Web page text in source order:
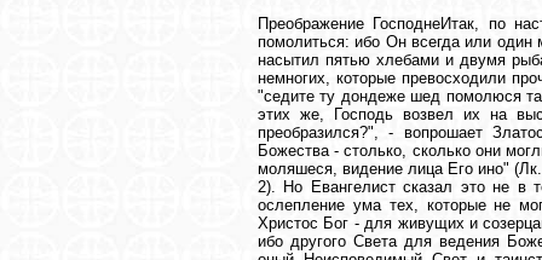
Преображение ГосподнеИтак, по
помолиться: ибо Он всегда или один
насытил пятью хлебами и двумя
немногих, которые превосходили
"седите ту дондеже шед помолюся
этих же, Господь возвел их на
преобразился?", - вопрошает
Божества - столько, сколько они
моляшеся, видение лица Его ино"
2). Но Евангелист сказал это не в
ослепление ума тех, которые не
Христос Бог - для живущих и
ибо другого Света для ведения